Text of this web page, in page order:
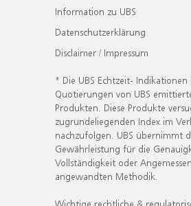
Information zu UBS
Datenschutzerklärung
Disclaimer / Impressum
* Die UBS Echtzeit-
Quotierungen von UBS
Produkten. Diese Produkte
zugrundeliegenden Index im
nachzufolgen. UBS übernimmt
Gewährleistung für die
Vollständigkeit oder
angewandten Methodik.